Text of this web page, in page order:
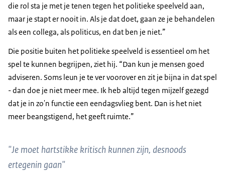
die rol sta je met je tenen tegen het politieke speelveld aan,
maar je stapt er nooit in. Als je dat doet, gaan ze je behandelen
als een collega, als politicus, en dat ben je niet.”
Die positie buiten het politieke speelveld is essentieel om het
spel te kunnen begrijpen, ziet hij. “Dan kun je mensen goed
adviseren. Soms leun je te ver voorover en zit je bijna in dat spel
- dan doe je niet meer mee. Ik heb altijd tegen mijzelf gezegd
dat je in zo'n functie een eendagsvlieg bent. Dan is het niet
meer beangstigend, het geeft ruimte.”
"Je moet hartstikke kritisch kunnen zijn, desnoods
ertegenin gaan"